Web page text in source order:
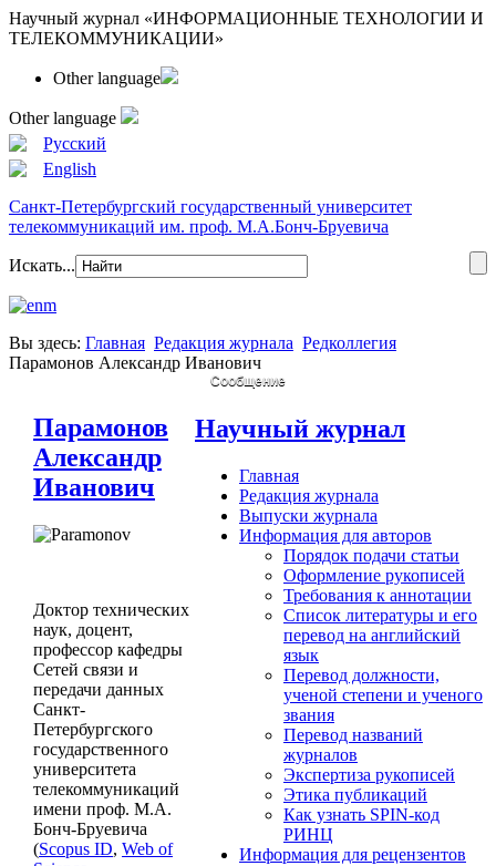
Научный журнал «ИНФОРМАЦИОННЫЕ ТЕХНОЛОГИИ И
ТЕЛЕКОММУНИКАЦИИ»
Other language
Other language
Русский
English
Санкт-Петербургский государственный университет
телекоммуникаций им. проф. М.А.Бонч-Бруевича
Искать...
Вы здесь: Главная Редакция журнала Редколлегия
Парамонов Александр Иванович
Сообщение
Парамонов
Александр
Иванович
Доктор технических
наук, доцент,
профессор кафедры
Сетей связи и
передачи данных
Санкт-
Петербургского
государственного
университета
телекоммуникаций
имени проф. М.А.
Бонч-Бруевича
(Scopus ID, Web of
Научный журнал
Главная
Редакция журнала
Выпуски журнала
Информация для авторов
Порядок подачи статьи
Оформление рукописей
Требования к аннотации
Cписок литературы и его
перевод на английский
язык
Перевод должности,
ученой степени и ученого
звания
Перевод названий
журналов
Экспертиза рукописей
Этика публикаций
Как узнать SPIN-код
РИНЦ
Информация для рецензентов